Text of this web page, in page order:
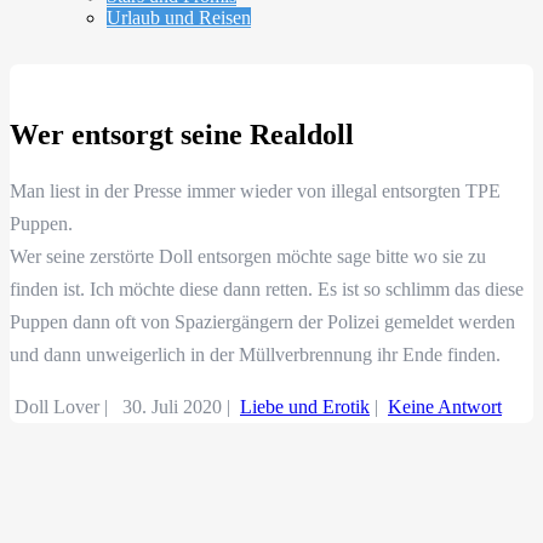
Urlaub und Reisen
Wer entsorgt seine Realdoll
Man liest in der Presse immer wieder von illegal entsorgten TPE
Puppen.
Wer seine zerstörte Doll entsorgen möchte sage bitte wo sie zu
finden ist. Ich möchte diese dann retten. Es ist so schlimm das diese
Puppen dann oft von Spaziergängern der Polizei gemeldet werden
und dann unweigerlich in der Müllverbrennung ihr Ende finden.
Doll Lover | 30. Juli 2020 | Liebe und Erotik | Keine Antwort